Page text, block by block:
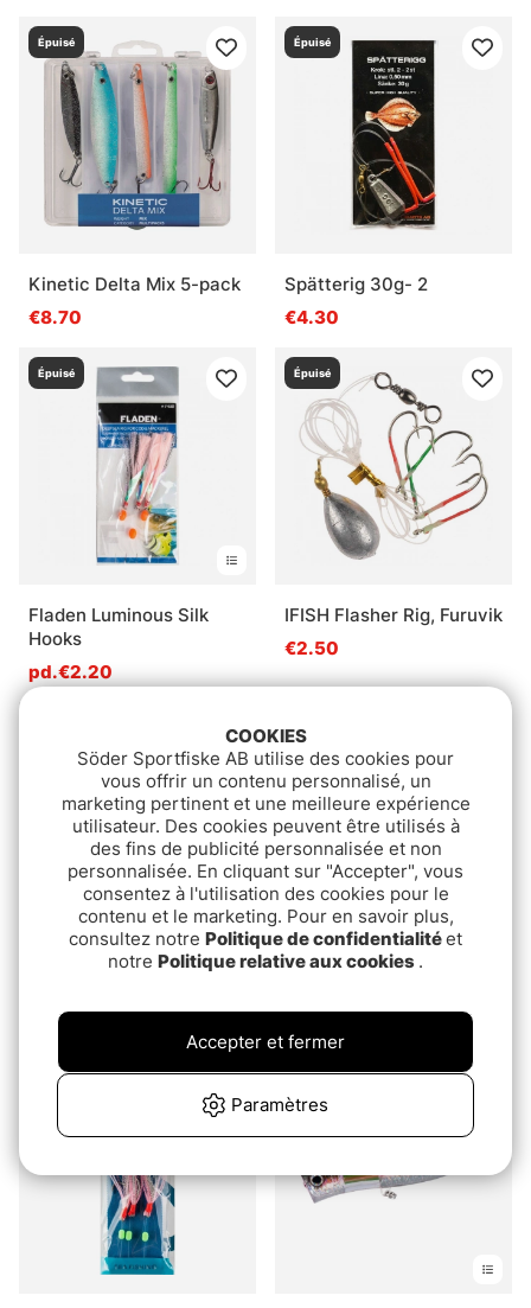
Épuisé
Kinetic Delta Mix 5-pack
€8.70
Épuisé
Spätterig 30g- 2
€4.30
Épuisé
Fladen Luminous Silk
Hooks
pd.€2.20
Épuisé
IFISH Flasher Rig, Furuvik
€2.50
Fladen Banana Pilk With
pd.€6.60
Épuisé
Fladen Ven 28g Reflect
Épuisé
COOKIES
Söder Sportfiske AB utilise des cookies pour
vous offrir un contenu personnalisé, un
marketing pertinent et une meilleure expérience
utilisateur. Des cookies peuvent être utilisés à
des fins de publicité personnalisée et non
personnalisée. En cliquant sur "Accepter", vous
consentez à l'utilisation des cookies pour le
contenu et le marketing. Pour en savoir plus,
consultez notre Politique de confidentialitéet
notre Politique relative aux cookies .
Paramètres
Accepter et fermer